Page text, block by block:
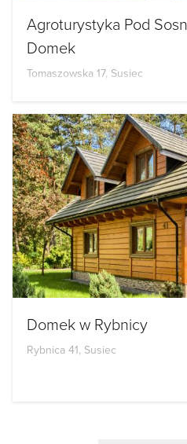
Agroturystyka Pod
Domek
Tomaszowska 17, Susiec
Domek w Rybnicy
Rybnica 41, Susiec